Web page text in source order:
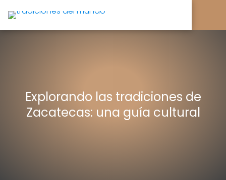
Explorando las tradiciones de
Zacatecas: una guía cultural